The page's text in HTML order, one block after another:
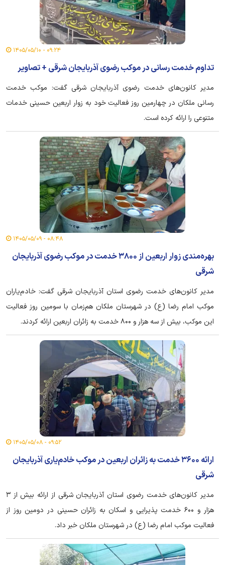
۰۹:۲۴ - ۱۴۰۵/۰۵/۱۰
تداوم خدمت رسانی در موکب رضوی آذربایجان شرقی + تصاویر
مدیر کانون‌های خدمت رضوی آذربایجان شرقی گفت: موکب خدمت
رسانی ملکان در چهارمین روز فعالیت خود به زوار اربعین حسینی خدمات
متنوعی را ارائه کرده است.
۰۸:۴۸ - ۱۴۰۵/۰۵/۰۹
بهره‌مندی زوار اربعین از ۳۸۰۰ خدمت در موکب رضوی آذربایجان
شرقی
مدیر کانون‌های خدمت رضوی استان آذربایجان شرقی گفت: خادم‌یاران
موکب امام رضا (ع) در شهرستان ملکان هم‌زمان با سومین روز فعالیت
این موکب، بیش از سه هزار و ۸۰۰ خدمت به زائران اربعین ارائه کردند.
۰۹:۵۲ - ۱۴۰۵/۰۵/۰۸
ارائه ۳۶۰۰ خدمت به زائران اربعین در موکب خادم‌یاری آذربایجان
شرقی
مدیر کانون‌های خدمت رضوی استان آذربایجان شرقی از ارائه بیش از ۳
هزار و ۶۰۰ خدمت پذیرایی و اسکان به زائران حسینی در دومین روز از
فعالیت موکب امام رضا (ع) در شهرستان ملکان خبر داد.